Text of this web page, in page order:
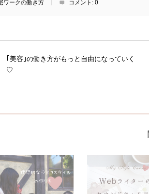
ワークの働き方 コメント: 0
｢美容｣の働き方がもっと自由になっていく
♡